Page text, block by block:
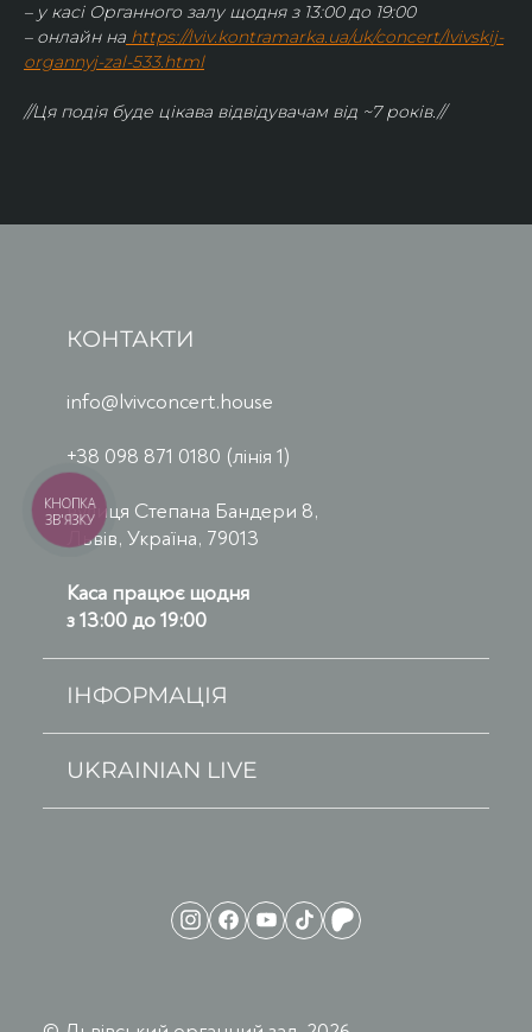
– у касі Органного залу щодня з 13:00 до 19:00
– онлайн на https://lviv.kontramarka.ua/uk/concert/lvivskij-
organnyj-zal-533.html
//Ця подія буде цікава відвідувачам від ~7 років.//
КОНТАКТИ
info@lvivconcert.house
+38 098 871 0180 (лінія 1)
вулиця Степана Бандери 8,
Львів, Україна, 79013
Каса працює щодня
з 13:00 до 19:00
ІНФОРМАЦІЯ
UKRAINIAN LIVE
КНОПКА
ЗВ'ЯЗКУ